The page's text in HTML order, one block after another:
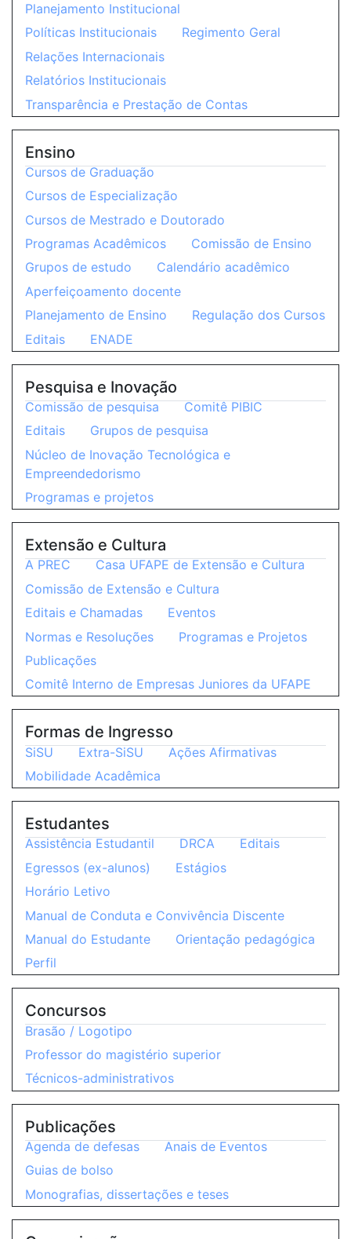
Planejamento Institucional
Políticas Institucionais
Regimento Geral
Relações Internacionais
Relatórios Institucionais
Transparência e Prestação de Contas
Ensino
Cursos de Graduação
Cursos de Especialização
Cursos de Mestrado e Doutorado
Programas Acadêmicos
Comissão de Ensino
Grupos de estudo
Calendário acadêmico
Aperfeiçoamento docente
Planejamento de Ensino
Regulação dos Cursos
Editais
ENADE
Pesquisa e Inovação
Comissão de pesquisa
Comitê PIBIC
Editais
Grupos de pesquisa
Núcleo de Inovação Tecnológica e
Empreendedorismo
Programas e projetos
Extensão e Cultura
A PREC
Casa UFAPE de Extensão e Cultura
Comissão de Extensão e Cultura
Editais e Chamadas
Eventos
Normas e Resoluções
Programas e Projetos
Publicações
Comitê Interno de Empresas Juniores da UFAPE
Formas de Ingresso
SiSU Extra-SiSU
Ações Afirmativas
Mobilidade Acadêmica
Estudantes
Assistência Estudantil DRCA
Editais
Egressos (ex-alunos)
Estágios
Horário Letivo
Manual de Conduta e Convivência Discente
Manual do Estudante
Orientação pedagógica
Perfil
Concursos
Brasão / Logotipo
Professor do magistério superior
Técnicos-administrativos
Publicações
Agenda de defesas
Anais de Eventos
Guias de bolso
Monografias, dissertações e teses